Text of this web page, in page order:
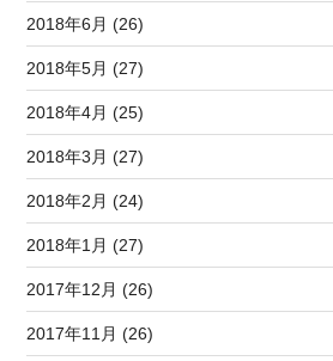
2018年6月 (26)
2018年5月 (27)
2018年4月 (25)
2018年3月 (27)
2018年2月 (24)
2018年1月 (27)
2017年12月 (26)
2017年11月 (26)